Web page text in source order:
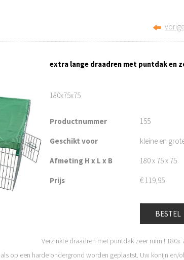
vorige
extra lange draadren met puntdak en
180x75x75
Productnummer 155
Geschikt voor kleine en
Afmeting H x L x B 180 x 75 x 75
Prijs € 119,95
BESTEL
Verzinkte draadren met puntdak zeer ruim ! 180x
op een harde ondergrond worden geplaatst. Uw konijn en/